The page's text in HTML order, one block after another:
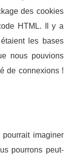
des cookies
HTML. Il y a
les bases
nous pouvions
de connexions !
imaginer
pourrons peut-